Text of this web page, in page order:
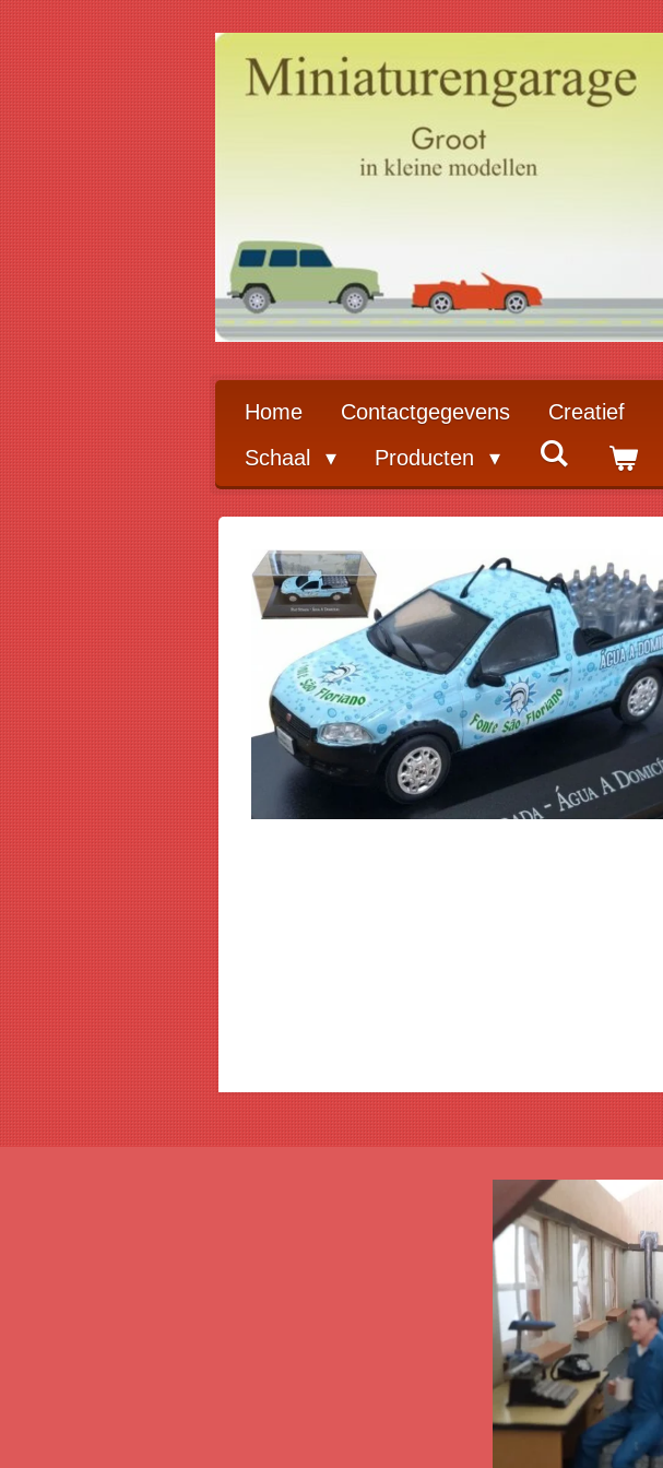
Home Contactgegevens Creatief
Schaal
Producten